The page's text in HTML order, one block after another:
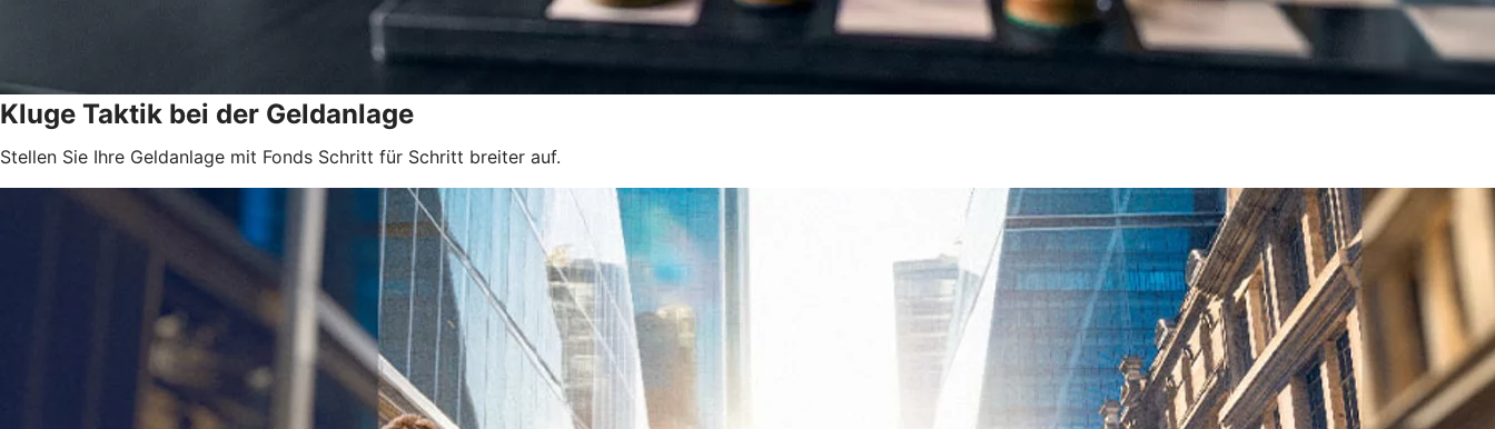
Kluge Taktik bei der Geldanlage
Stellen Sie Ihre Geldanlage mit Fonds Schritt für Schritt breiter auf.